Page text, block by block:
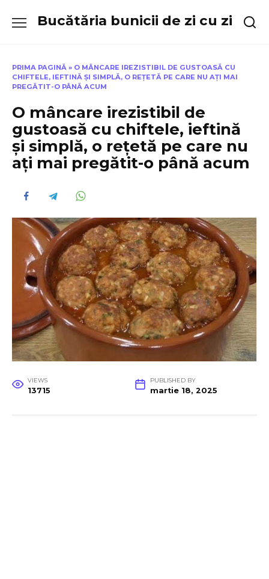
Bucătăria bunicii de zi cu zi
PRIMA PAGINĂ » O MÂNCARE IREZISTIBIL DE GUSTOASĂ CU
CHIFTELE, IEFTINĂ ȘI SIMPLĂ, O REȚETĂ PE CARE NU AȚI MAI
PREGĂTIT-O PÂNĂ ACUM
O mâncare irezistibil de
gustoasă cu chiftele, ieftină
și simplă, o rețetă pe care nu
ați mai pregătit-o până acum
VIEWS
13715
PUBLISHED BY
martie 18, 2025